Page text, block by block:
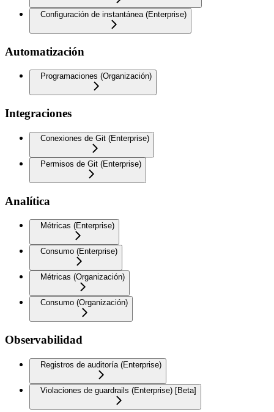
Configuración de instantánea (Enterprise)
Automatización
Programaciones (Organización)
Integraciones
Conexiones de Git (Enterprise)
Permisos de Git (Enterprise)
Analítica
Métricas (Enterprise)
Consumo (Enterprise)
Métricas (Organización)
Consumo (Organización)
Observabilidad
Registros de auditoría (Enterprise)
Violaciones de guardrails (Enterprise) [Beta]